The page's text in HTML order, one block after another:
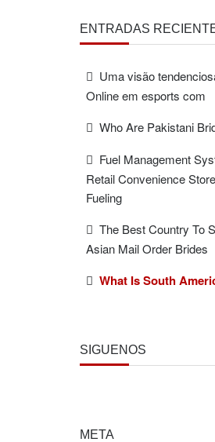
ENTRADAS
Uma visão
Online em esports com
Who Are Pakistani
Fuel Management
Retail Convenience
Fueling
The Best Country To
Asian Mail Order Brides
What Is South
SÍGUENOS
META